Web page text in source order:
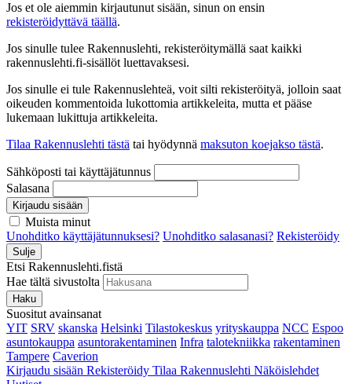
Jos et ole aiemmin kirjautunut sisään, sinun on ensin
rekisteröidyttävä täällä.
Jos sinulle tulee Rakennuslehti, rekisteröitymällä saat kaikki
rakennuslehti.fi-sisällöt luettavaksesi.
Jos sinulle ei tule Rakennuslehteä, voit silti rekisteröityä, jolloin saat
oikeuden kommentoida lukottomia artikkeleita, mutta et pääse
lukemaan lukittuja artikkeleita.
Tilaa Rakennuslehti tästä tai hyödynnä maksuton koejakso tästä.
Sähköposti tai käyttäjätunnus
Salasana
Kirjaudu sisään
Muista minut
Unohditko käyttäjätunnuksesi? Unohditko salasanasi? Rekisteröidy
Sulje
Etsi Rakennuslehti.fistä
Hae tältä sivustolta
Haku
Suositut avainsanat
YIT SRV skanska Helsinki Tilastokeskus yrityskauppa NCC Espoo
asuntokauppa asuntorakentaminen Infra talotekniikka rakentaminen
Tampere Caverion
Kirjaudu sisään Rekisteröidy Tilaa Rakennuslehti Näköislehdet